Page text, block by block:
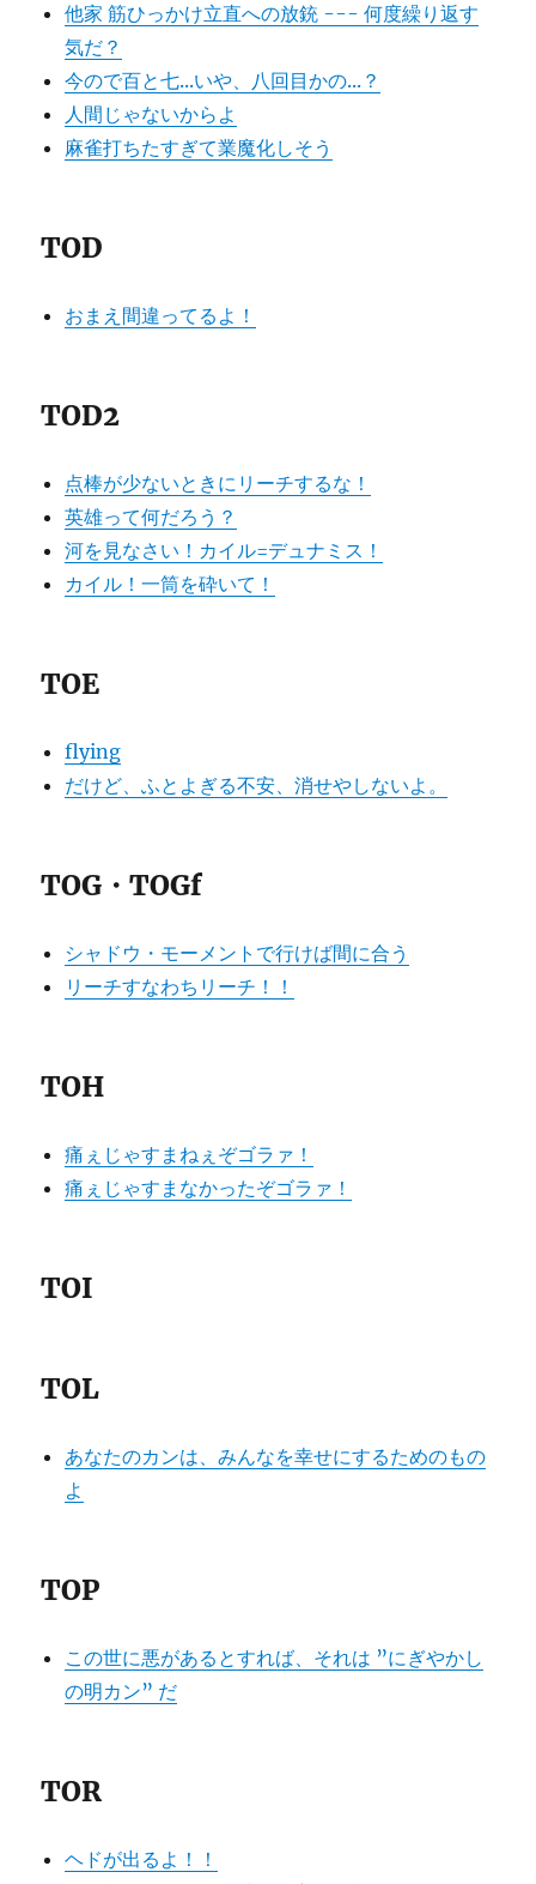
他家 筋ひっかけ立直への放銃 --- 何度繰り返す
気だ？
今ので百と七...いや、八回目かの...？
人間じゃないからよ
麻雀打ちたすぎて業魔化しそう
TOD
おまえ間違ってるよ！
TOD2
点棒が少ないときにリーチするな！
英雄って何だろう？
河を見なさい！カイル=デュナミス！
カイル！一筒を砕いて！
TOE
flying
だけど、ふとよぎる不安、消せやしないよ。
TOG・TOGf
シャドウ・モーメントで行けば間に合う
リーチすなわちリーチ！！
TOH
痛ぇじゃすまねぇぞゴラァ！
痛ぇじゃすまなかったぞゴラァ！
TOI
TOL
あなたのカンは、みんなを幸せにするためのもの
よ
TOP
この世に悪があるとすれば、それは ”にぎやかし
の明カン” だ
TOR
ヘドが出るよ！！